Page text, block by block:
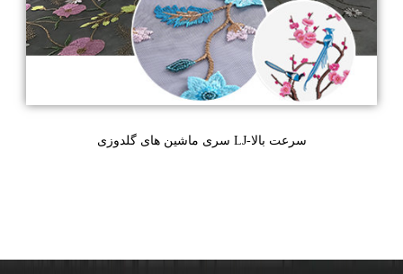
سری ماشین های گلدوزی LJ-سرعت بالا